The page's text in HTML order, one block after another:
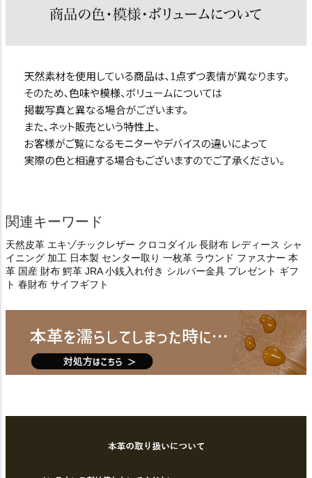
関連キーワード
天然皮革 エキゾチックレザー クロコダイル 長財布 レディース シャ
イニング 加工 日本製 センター取り 一枚革 ラウンド ファスナー 本
革 国産 財布 鰐革 JRA 小銭入れ付き シルバー金具 プレゼント ギフ
ト 春財布 サイフギフト